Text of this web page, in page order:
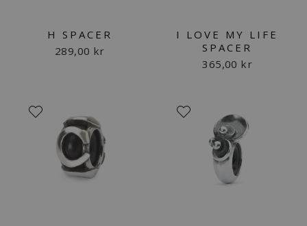
H SPACER
289,00 kr
I LOVE MY LIFE
SPACER
365,00 kr